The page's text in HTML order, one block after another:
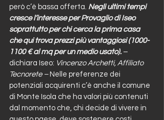
però c’è bassa offerta. Negli ultimi tempi
cresce l’interesse per Provaglio di Iseo
soprattutto per chi cerca la prima casa
che qui trova prezzi più vantaggiosi (1000-
1100 € al mq per un medio usato). –
dichiara Iseo: Vincenzo Archetti, Affiliato
Tecnorete – Nelle preferenze dei
potenziali acquirenti c’è anche il comune
di Monte Isola che ha valori più contenuti
dal momento che, chi decide di vivere in